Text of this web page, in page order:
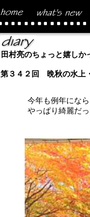
田村亮のちょっと嬉しか
第３４２回 晩秋の水上
今年も例年になら
やっぱり綺麗だっ